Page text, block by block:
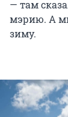
— там
мэрию. А
зиму.